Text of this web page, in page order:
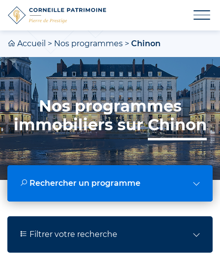
Accueil > Nos programmes > Chinon
Nos programmes
immobiliers surChinon
Rechercher un programme
Filtrer votre recherche